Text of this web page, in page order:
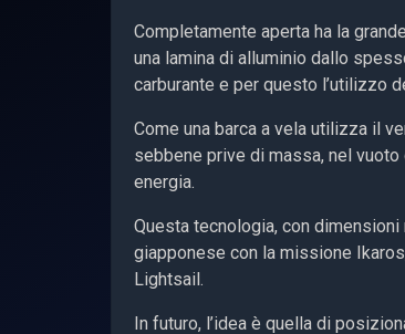
Completamente aperta ha la
una lamina di alluminio dallo
carburante e per questo l’utilizzo
Come una barca a vela utilizza il
sebbene prive di massa, nel
energia.
Questa tecnologia, con
giapponese con la missione
Lightsail.
In futuro, l’idea è quella di